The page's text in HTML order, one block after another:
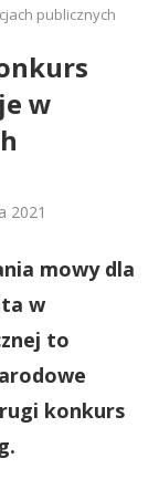
publicznych
w
2021
mowy dla
w
to
konkurs